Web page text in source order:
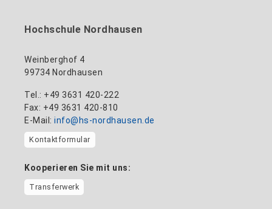
Hochschule Nordhausen
Weinberghof 4
99734 Nordhausen
Tel.: +49 3631 420-222
Fax: +49 3631 420-810
E-Mail: info@hs-nordhausen.de
Kontaktformular
Kooperieren Sie mit uns:
Transferwerk